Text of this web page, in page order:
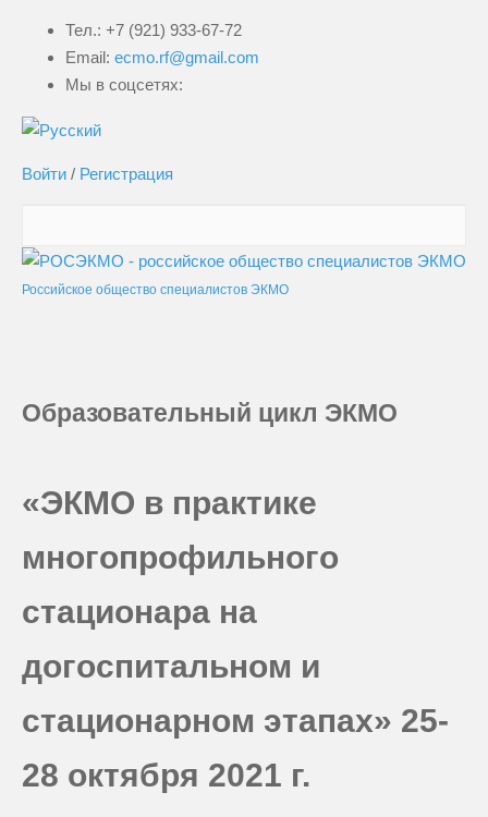
Тел.: +7 (921) 933-67-72
Email: ecmo.rf@gmail.com
Мы в соцсетях:
Войти / Регистрация
Российское общество специалистов ЭКМО
Образовательный цикл ЭКМО
«ЭКМО в практике
многопрофильного
стационара на
догоспитальном и
стационарном этапах» 25-
28 октября 2021 г.